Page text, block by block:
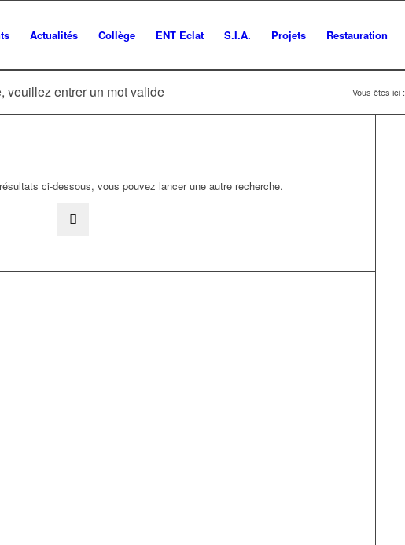
Actualités Collège ENT Eclat S.I.A. Projets Restauration
veuillez entrer un mot valide Vous êtes ici :
ci-dessous, vous pouvez lancer une autre recherche.